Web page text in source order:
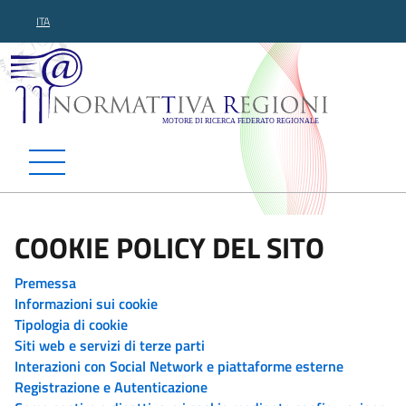
ITA
Normattiva Regioni -
COOKIE POLICY DEL SITO
Premessa
Informazioni sui cookie
Tipologia di cookie
Siti web e servizi di terze parti
Interazioni con Social Network e piattaforme esterne
Registrazione e Autenticazione